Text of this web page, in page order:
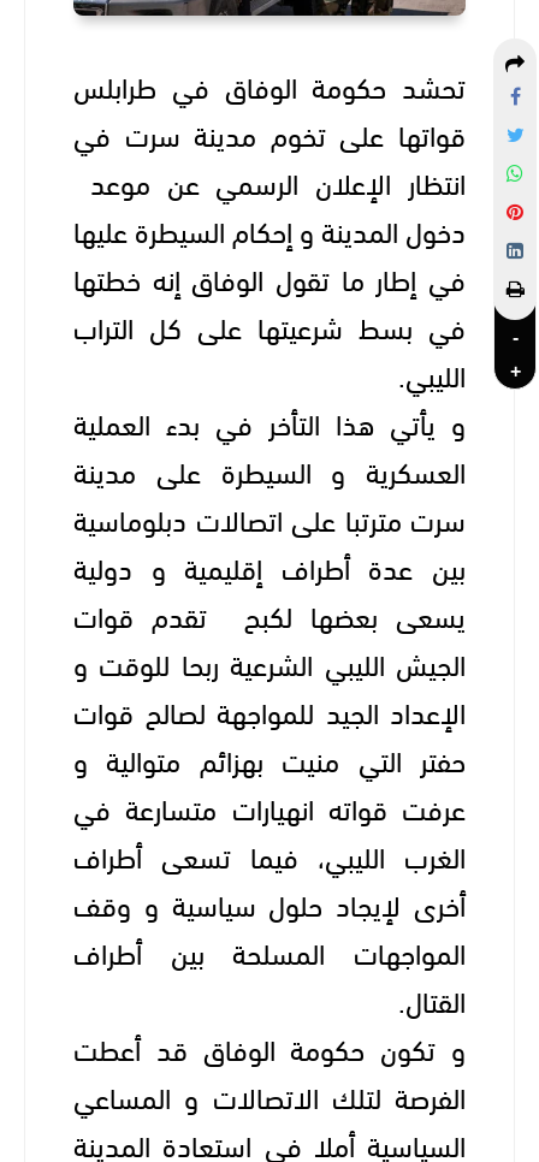
-
+
تحشد حكومة الوفاق في طرابلس
قواتها على تخوم مدينة سرت في
انتظار الإعلان الرسمي عن موعد
دخول المدينة و إحكام السيطرة عليها
في إطار ما تقول الوفاق إنه خطتها
في بسط شرعيتها على كل التراب
الليبي.
و يأتي هذا التأخر في بدء العملية
العسكرية و السيطرة على مدينة
سرت مترتبا على اتصالات دبلوماسية
بين عدة أطراف إقليمية و دولية
يسعى بعضها لكبح تقدم قوات
الجيش الليبي الشرعية ربحا للوقت و
الإعداد الجيد للمواجهة لصالح قوات
حفتر التي منيت بهزائم متوالية و
عرفت قواته انهيارات متسارعة في
الغرب الليبي، فيما تسعى أطراف
أخرى لإيجاد حلول سياسية و وقف
المواجهات المسلحة بين أطراف
القتال.
و تكون حكومة الوفاق قد أعطت
الفرصة لتلك الاتصالات و المساعي
السياسية أملا في استعادة المدينة